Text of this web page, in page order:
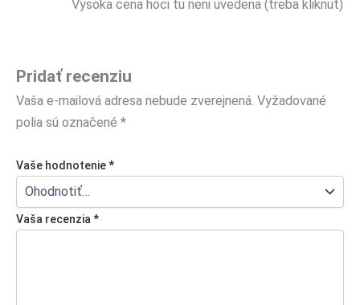
Vysoka cena hoci tu neni uvedena (treba kliknut)
Pridať recenziu
Vaša e-mailová adresa nebude zverejnená. Vyžadované
polia sú označené *
Vaše hodnotenie*
Vaša recenzia *